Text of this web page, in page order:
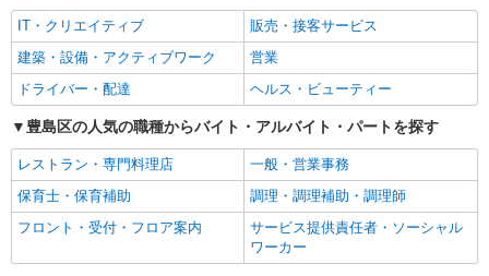
では負担少なめ♪
【正社員】月給240,000〜400,000円 ・基本
給：200,000円〜220,000円 ・資格手当：10,000〜
30,000円 ・役職手当：10,000〜70,000円 ・処遇改
により変動） ・固定残業手当：20,000円（10時
間） ※固定残業時間を超過する場合には超過勤務
手当として別途支給 ・夜勤手当：10,000円/1回
（上記給与とは別に支給） 下記資格をお持ちの方
歓迎 ・認知症介護基礎研修 ・初任者研修 ・実務
者研修 ・介護福祉士 など
キープ 詳細を見る
派遣社員
株式会社kotrio /●SW-H1-1943965
大塚駅▼綺麗なサ高住で生活ケア▼清掃やフロ
アの巡回など
入社日応相談
履歴書不要
Web面接OK
職場見学OKまたは説明会あり
未経験歓迎
経験者・有資格者歓迎
新卒・第二新卒歓迎
女性活躍中
主婦・主夫歓迎
フリーター歓迎
学歴不問
ブランクOK
ミドル（40代～）活躍中
エルダー（50代～）活躍中
シニア（60代～）活躍中
昇給あり
週払い
週2～3日勤務OK
IT・クリエイティブ
販売・接客サービス
建築・設備・アクティブワーク
営業
ドライバー・配達
ヘルス・ビューティー
豊島区の人気の職種からバイト・アルバイト・パートを探す
レストラン・専門料理店
一般・営業事務
保育士・保育補助
調理・調理補助・調理師
フロント・受付・フロア案内
サービス提供責任者・ソーシャル
ワーカー